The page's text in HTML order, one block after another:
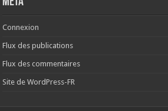
Connexion
Flux des publications
Flux des commentaires
Site de WordPress-FR